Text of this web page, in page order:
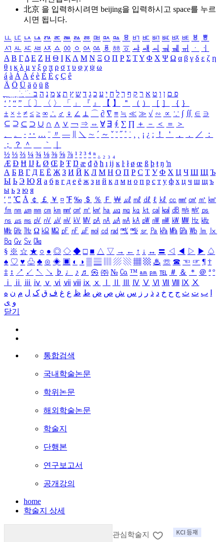
北京 을 입력하시려면 beijing을 입력하시고 space를 누르
시면 됩니다.
ㅥ ㅦ ㅧ ㅨ ㅩ ㅪ ㅫ ㅬ ㅭ ㅮ ㅯ ㅰ ㅱ ㅲ ㅳ ㅴ ㅵ ㅶ ㅷ ㅸ
ㅹ
ㅺ ㅻ ㅼ ㅽ ㅾ ㅿ ㆀ ㆁ ㆂ ㆃ ㆄ ㆅ ㆆ ㆇ ㆈ ㆉ ㆊ ㆋ ㆌ ㆍ
ㆎ
Α Β ΓΔ Ε Ζ Η Θ Ι ΚΛ Μ Ν Ξ Ο Π Ρ Σ ΤΥ Φ Χ Ψ Ω α β γ δ ε ζ η
θ ι κ λ μ ν ξ ο π ρ σ τ υ φ χ ψ ω
á à Á À é è É È ç Ç ê
Ä Ö Ü ä ö ü ß
ִֶֹ ֻּ ׁׂ פ ם ן ו ט א ר ק ף ך ל ח י ע כ ג ד ש ץ ת צ מ נ ה ב
‘ ’ “ ” 〔 〕 〈 〉 「 」 『 』 【 】 ＂ （ ） ［ ］ ｛ ｝
± × ÷ ≠ ≤ ≥ ∞ ∴ ♂ ♀ ∠ ⊥ ⌒ ∂ ∇ ≡ ≒ ≪ ≫ √ ∽ ∝ ∵ ∫ ∬ ∈ ∋
⊆ ⊇ ⊂ ⊃ ∪ ∩ ∧ ∨ ￢ ⇒ ⇔ ∀ ∃ ∮ ∑ ∏ ＋ － ＜ ＝
＞
、
。 · ‥ … ¨ 〃 ― ＼ ∼ ´ ～ ˇ ˘ ˝ ˚ ˙ ¸ ¡ ¿ ː ！ ＇ ， ． ／
：
；
？ ＾ ｀
½ ⅓ ⅔ ¼ ¾ ⅛ ⅜ ⅝ ⅞ ¹ ² ³ ⁴ ⁿ ₁ ₂ ₃ ₄
Æ Ð Ħ Ĳ Ł Ø Œ Þ Ŧ Ŋ æ đ ð ħ ı ĳ ĸ ŀ ł ø œ ß þ ŧ ŋ ŉ
А Б В Г Д Е Ё Ж З И Й К Л М Н О П Р С Т У Ф Х Ц Ч Ш Щ Ъ
Ы Ь Э Ю Я а б в г д е ё ж з и й к л м н о п р с т у ф х ц ч ш щ ъ
ы ь э ю я
′ ″ ℃ Å ￠ ￡ ￥ ¤ ℉ ‰ ＄ ％ Ｆ ￦ ㎕ ㎖ ㎗ ℓ ㎘ ㏄ ㎣ ㎤ ㎥ ㎦
㎙ ㎚ ㎛ ㎜ ㎝ ㎞ ㎟ ㎠ ㎡ ㎢ ㏊ ㎍ ㎎ ㎏ ㏏ ㎈ ㎉ ㏈ ㎧ ㎨ ㎰
㎱ ㎲ ㎳ ㎴ ㎵ ㎶ ㎷ ㎸ ㎹ ㎀ ㎁ ㎂ ㎃ ㎄ ㎺ ㎻ ㎽ ㎾ ㎿ ㎐ ㎑
㎒ ㎓ ㎔ Ω ㏀ ㏁ ㎊ ㎋ ㎌ ㏖ ㏅ ㎭ ㎮ ㎯ ㏛ ㎩ ㎪ ㎫ ㎬ ㏝ ㏐
㏓
㏃ ㏉ ㏜ ㏆
§ ※ ☆ ★ ○ ● ◎ ◇ ◆ □ ■ △ ▽ → ← ↑ ↓ ↔ 〓 ◁ ◀ ▷ ▶ ♤
♠ ♡ ♥ ♧ ♣ ⊙ ◈ ▣ ◐ ◑ ▒ ▤ ▨ ▧ ▦ ▩ ♨ ☏ ☎ ☜ ☞ ¶ †
‡ ↕ ↗ ↙ ↖ ↘ ♭ ♩ ♪ ♬ ㉿ ㈜ № ㏇ ™ ㏂ ㏘ ℡ ＃ ＆ ＊ ＠ ª º
ⅰ
ⅱ ⅲ ⅳ ⅴ ⅵ ⅶ ⅷ ⅸ ⅹ Ⅳ Ⅴ Ⅵ Ⅶ Ⅷ Ⅸ Ⅹ
ب ت ث ج ح خ د ذ ر ز س ش ص ض ط ظ ع غ ف ق ک ل م ن ه
و ی
닫기
통합검색
국내학술논문
학위논문
해외학술논문
학술지
단행본
연구보고서
공개강의
home
학술지 상세
관심학술지